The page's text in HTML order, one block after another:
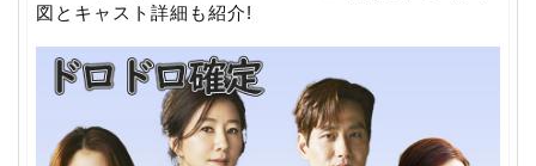
図とキャスト詳細も紹介!